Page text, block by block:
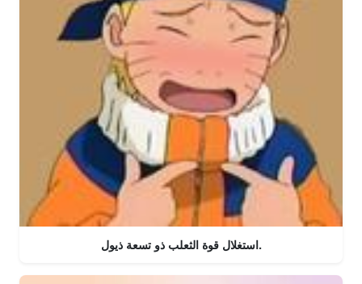
استغلال قوة الثعلب ذو تسعة ذيول.